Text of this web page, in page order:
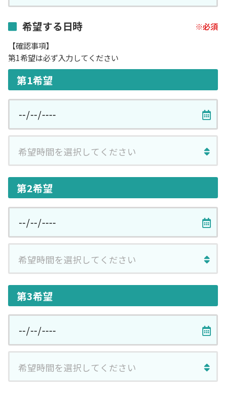
希望する日時
【確認事項】
第1希望は必ず入力してください
第1希望
第2希望
第3希望